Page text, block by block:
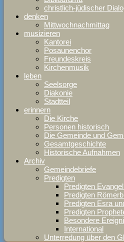
christlich-jüdischer
denken
Mittwochnachmittag
musizieren
Kantorei
Posaunenchor
Freundeskreis
Kirchenmusik
leben
Seelsorge
Diakonie
Stadtteil
erinnern
Die Kirche
Personen historisch
Die Gemeinde und
Gesamtgeschichte
Historische Aufnahmen
Archiv
Gemeindebriefe
Predigten
Predigten
Predigten
Predigten Esra
Predigten
Besondere
International
Unterredung über den